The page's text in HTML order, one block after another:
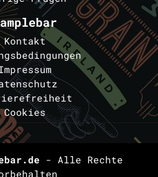
Kontakt
Cookies
- Alle Rechte